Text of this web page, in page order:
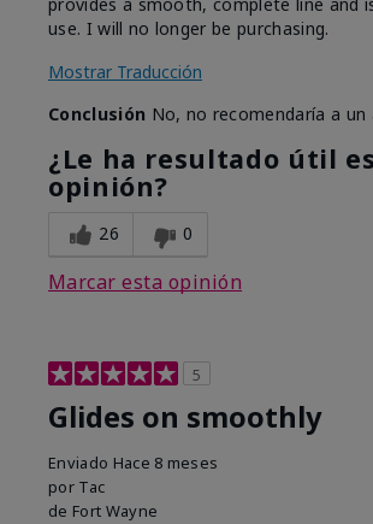
use. I will no longer be purchasing.
Mostrar Traducción
Conclusión No, no recomendaría a un
¿Le ha resultado útil
opinión?
26 0
Marcar esta opinión
5
Glides on smoothly
Enviado Hace 8 meses
por Tac
de Fort Wayne